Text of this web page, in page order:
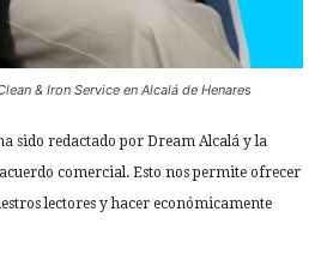
& Iron Service en Alcalá de Henares
sido redactado por Dream Alcalá y la
comercial. Esto nos permite ofrecer
lectores y hacer económicamente